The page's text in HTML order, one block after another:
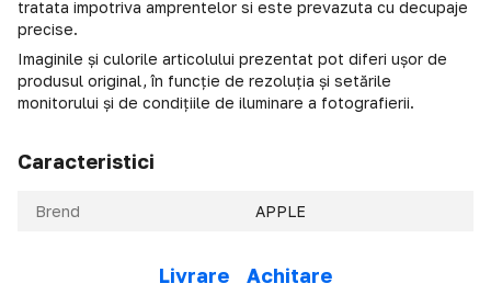
tratata impotriva amprentelor si este prevazuta cu decupaje
precise.
Imaginile și culorile articolului prezentat pot diferi ușor de
produsul original, în funcție de rezoluția și setările
monitorului și de condițiile de iluminare a fotografierii.
Caracteristici
Brend APPLE
Livrare Achitare